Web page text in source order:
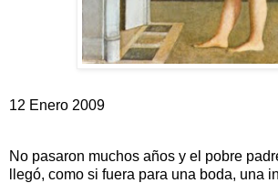
12 Enero 2009
No pasaron muchos años y el pobre
llegó, como si fuera para una boda, una